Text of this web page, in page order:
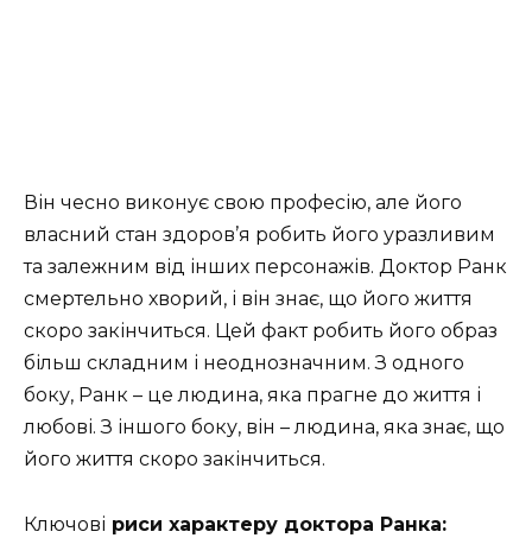
Він чесно виконує свою професію, але його
власний стан здоров’я робить його уразливим
та залежним від інших персонажів. Доктор Ранк
смертельно хворий, і він знає, що його життя
скоро закінчиться. Цей факт робить його образ
більш складним і неоднозначним. З одного
боку, Ранк – це людина, яка прагне до життя і
любові. З іншого боку, він – людина, яка знає, що
його життя скоро закінчиться.
Ключові риси характеру доктора Ранка: